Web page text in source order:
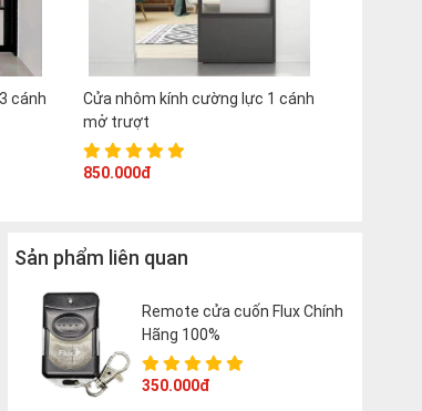
cánh
Cửa nhôm kính cường lực 1 cánh
mở trượt
850.000đ
Sản phẩm liên quan
Remote cửa cuốn Flux Chính
Hãng 100%
350.000đ